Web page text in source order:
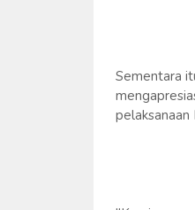
Sementara
pelaksanaan